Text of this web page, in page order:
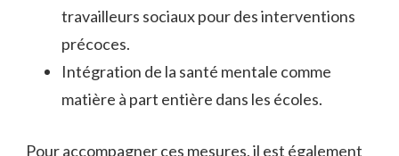
travailleurs sociaux pour des interventions
précoces.
Intégration de la santé mentale comme
matière à part entière dans les écoles.
Pour accompagner ces mesures, il est également